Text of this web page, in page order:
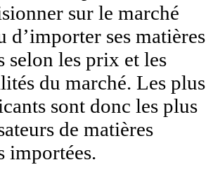
sur le marché
d’importer ses matières
selon les prix et les
du marché. Les plus
sont donc les plus
de matières
importées.